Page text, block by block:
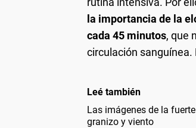
la importancia de la
cada 45 minutos, que
circulación sanguínea.
Leé también
Las imágenes de la
granizo y viento